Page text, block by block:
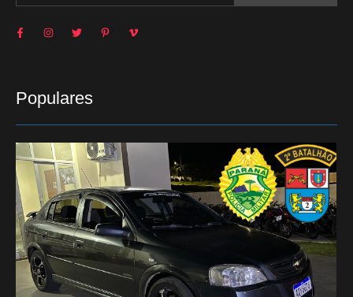
Populares